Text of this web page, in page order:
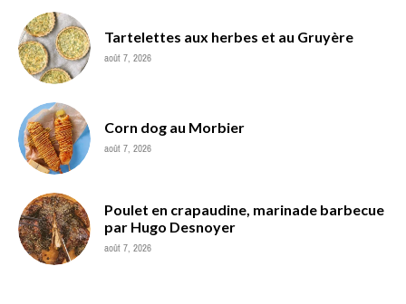
Tartelettes aux herbes et au Gruyère
août 7, 2026
Corn dog au Morbier
août 7, 2026
Poulet en crapaudine, marinade barbecue
par Hugo Desnoyer
août 7, 2026